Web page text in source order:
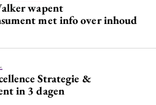
wapent
met info over inhoud
Strategie &
in 3 dagen